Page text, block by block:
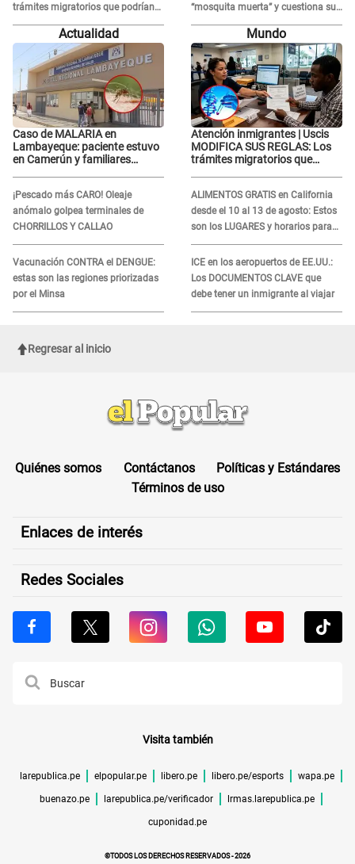
trámites migratorios que podrían
necesitar tu prueba de ADN
“mosquita muerta” y cuestiona su
RECONCILIACIÓN con Marcelo
Tinelli en TV argentina
Actualidad
Caso de MALARIA en
Lambayeque: paciente estuvo
en Camerún y familiares
¡Pescado más CARO! Oleaje
anómalo golpea terminales de
CHORRILLOS Y CALLAO
Vacunación CONTRA el DENGUE:
estas son las regiones priorizadas
por el Minsa
Mundo
Atención inmigrantes | Uscis
MODIFICA SUS REGLAS: Los
trámites migratorios que
ALIMENTOS GRATIS en California
desde el 10 al 13 de agosto: Estos
son los LUGARES y horarios para
recibir la ayuda
ICE en los aeropuertos de EE.UU.:
Los DOCUMENTOS CLAVE que
debe tener un inmigrante al viajar
Regresar al inicio
Quiénes somos Contáctanos
Políticas y Estándares
Términos de uso
Enlaces de interés
Redes Sociales
Visita también
larepublica.pe elpopular.pe libero.pe libero.pe/esports wapa.pe
buenazo.pe larepublica.pe/verificador lrmas.larepublica.pe
cuponidad.pe
©TODOS LOS DERECHOS RESERVADOS -2026